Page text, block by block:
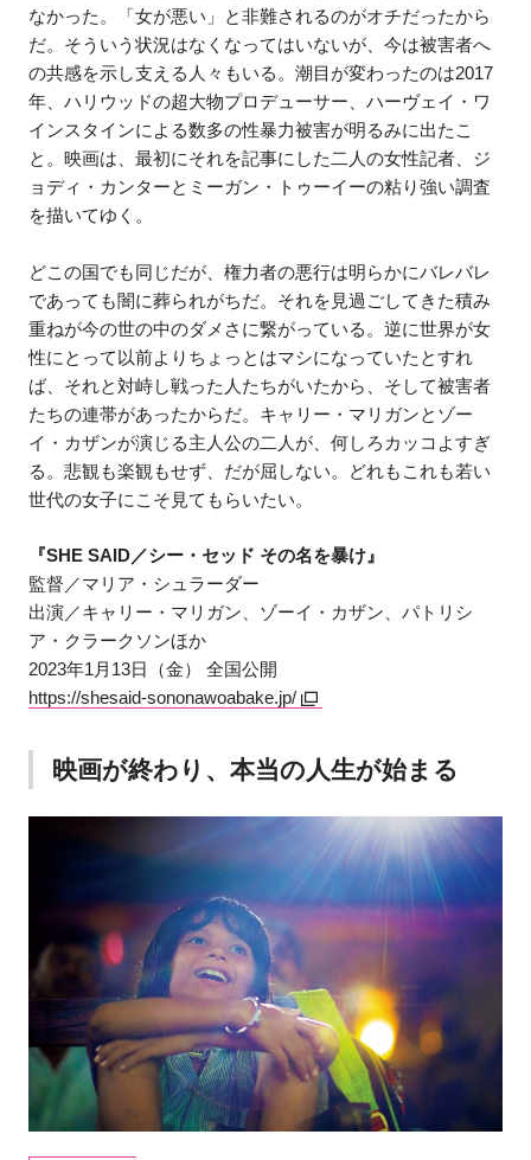
なかった。「女が悪い」と非難されるのがオチだったから
だ。そういう状況はなくなってはいないが、今は被害者へ
の共感を示し支える人々もいる。潮目が変わったのは2017
年、ハリウッドの超大物プロデューサー、ハーヴェイ・ワ
インスタインによる数多の性暴力被害が明るみに出たこ
と。映画は、最初にそれを記事にした二人の女性記者、ジ
ョディ・カンターとミーガン・トゥーイーの粘り強い調査
を描いてゆく。
どこの国でも同じだが、権力者の悪行は明らかにバレバレ
であっても闇に葬られがちだ。それを見過ごしてきた積み
重ねが今の世の中のダメさに繋がっている。逆に世界が女
性にとって以前よりちょっとはマシになっていたとすれ
ば、それと対峙し戦った人たちがいたから、そして被害者
たちの連帯があったからだ。キャリー・マリガンとゾー
イ・カザンが演じる主人公の二人が、何しろカッコよすぎ
る。悲観も楽観もせず、だが屈しない。どれもこれも若い
世代の女子にこそ見てもらいたい。
『SHE SAID／シー・セッド その名を暴け』
監督／マリア・シュラーダー
出演／キャリー・マリガン、ゾーイ・カザン、パトリシ
ア・クラークソンほか
2023年1月13日（金） 全国公開
https://shesaid-sononawoabake.jp/
映画が終わり、本当の人生が始まる